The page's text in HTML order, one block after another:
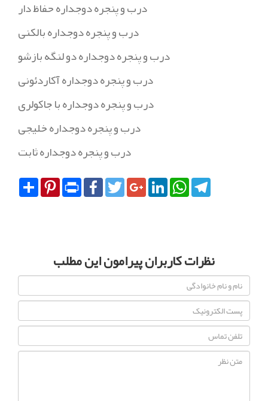
درب و پنجره دوجداره حفاظ دار
درب و پنجره دوجداره بالکنی
درب و پنجره دوجداره دو لنگه بازشو
درب و پنجره دوجداره آکاردئونی
درب و پنجره دوجداره با جاکولری
درب و پنجره دوجداره خلیجی
درب و پنجره دوجداره ثابت
SharePinterestPrint FacebookTwitterGoogle+LinkedInWhatsApp
نظرات کاربران پیرامون این مطلب